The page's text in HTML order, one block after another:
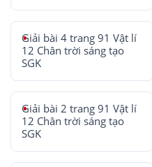
Giải bài 4 trang 91 Vật lí
12 Chân trời sáng tạo
SGK
Giải bài 2 trang 91 Vật lí
12 Chân trời sáng tạo
SGK